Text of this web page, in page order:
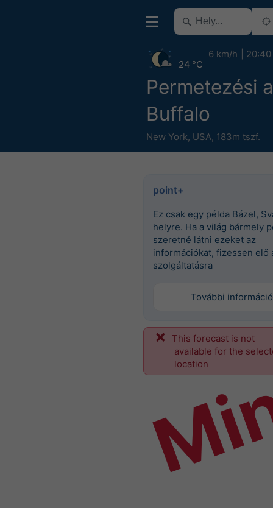
Permetezési
Buffalo
New York, USA, 183m tszf.
24 °C
6 km/h 20:40
point+
Ez csak egy példa Bázel,
helyre. Ha a világ bármely
szeretné látni ezeket az
információkat, fizessen elő
szolgáltatásra
További információ
This forecast is not
available for the
location